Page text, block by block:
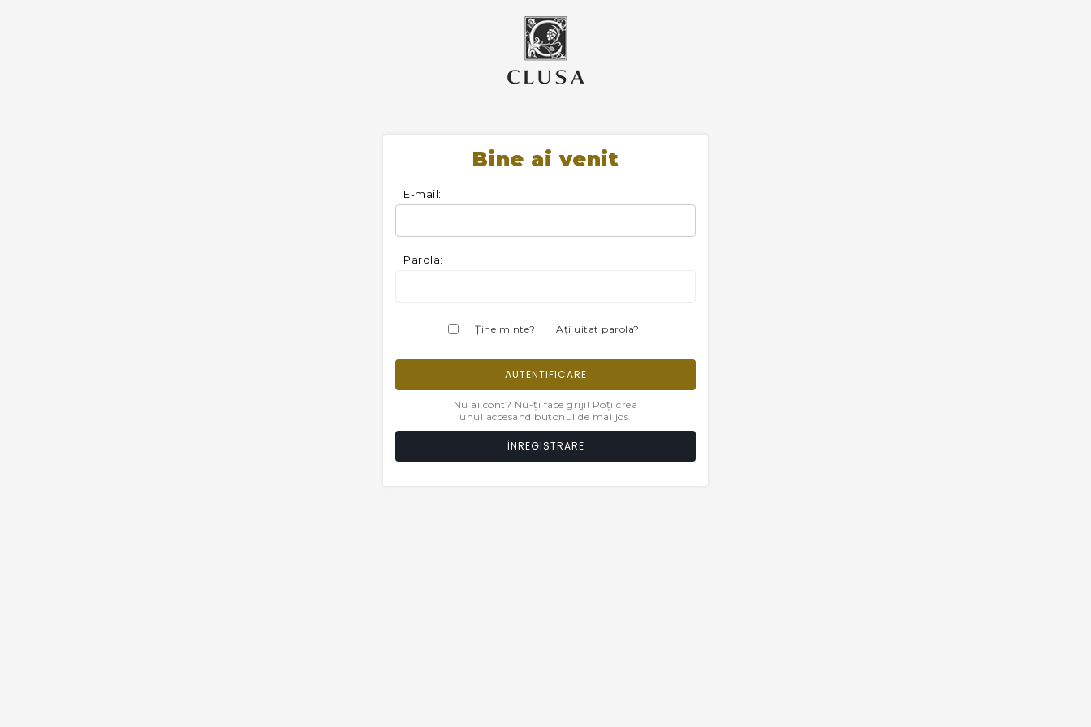
Bine ai venit
E-mail:
Parola:
Ţine minte? Aţi uitat parola?
AUTENTIFICARE
Nu ai cont? Nu-ți face griji! Poți crea
unul accesand butonul de mai jos.
ÎNREGISTRARE